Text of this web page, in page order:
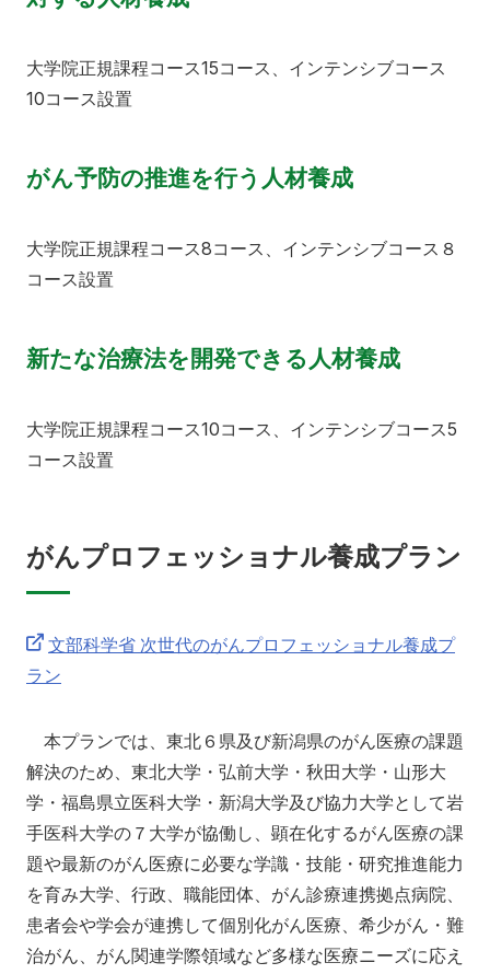
大学院正規課程コース15コース、インテンシブコース
10コース設置
がん予防の推進を行う人材養成
大学院正規課程コース8コース、インテンシブコース８
コース設置
新たな治療法を開発できる人材養成
大学院正規課程コース10コース、インテンシブコース5
コース設置
がんプロフェッショナル養成プラン
文部科学省 次世代のがんプロフェッショナル養成プ
ラン
本プランでは、東北６県及び新潟県のがん医療の課題
解決のため、東北大学・弘前大学・秋田大学・山形大
学・福島県立医科大学・新潟大学及び協力大学として岩
手医科大学の７大学が協働し、顕在化するがん医療の課
題や最新のがん医療に必要な学識・技能・研究推進能力
を育み大学、行政、職能団体、がん診療連携拠点病院、
患者会や学会が連携して個別化がん医療、希少がん・難
治がん、がん関連学際領域など多様な医療ニーズに応え